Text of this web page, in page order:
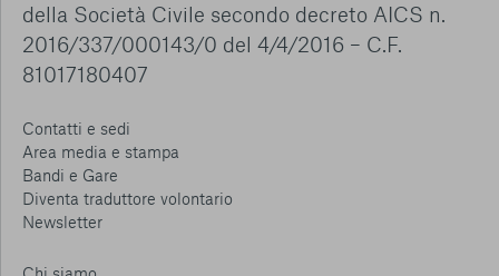
della Società Civile secondo decreto AICS n.
2016/337/000143/0 del 4/4/2016 – C.F.
81017180407
Contatti e sedi
Area media e stampa
Bandi e Gare
Diventa traduttore volontario
Newsletter